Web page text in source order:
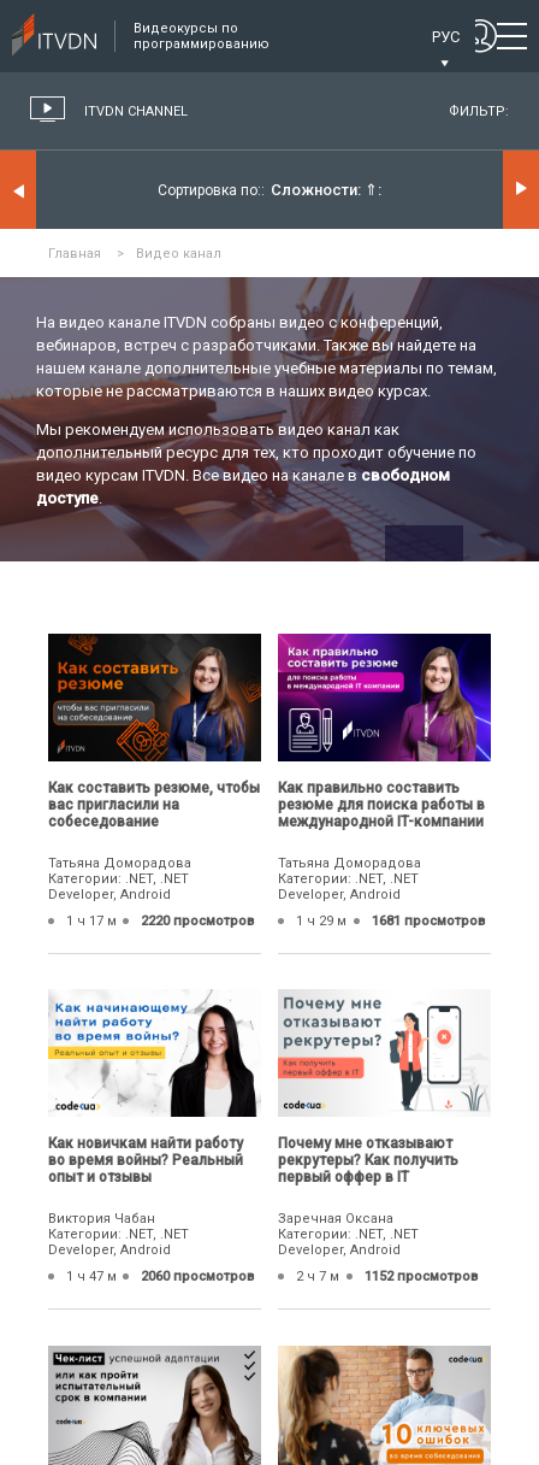
Видеокурсы по
программированию
РУС
ITVDN CHANNEL ФИЛЬТР:
Сортировка по: Сложности: ⇑
Главная > Видео канал
На видео канале ITVDN собраны видео с конференций,
вебинаров, встреч с разработчиками. Также вы найдете на
нашем канале дополнительные учебные материалы по темам,
которые не рассматриваются в наших видео курсах.
Мы рекомендуем использовать видео канал как
дополнительный ресурс для тех, кто проходит обучение по
видео курсам ITVDN. Все видео на канале всвободном
доступе.
Как составить резюме, чтобы
вас пригласили на
собеседование
Татьяна Доморадова
Категории: .NET, .NET
Developer, Android
1 ч 17 м
2220 просмотров
Как правильно составить
резюме для поиска работы в
международной IT-компании
Татьяна Доморадова
Категории: .NET, .NET
Developer, Android
1 ч 29 м
1681 просмотров
Как новичкам найти работу
во время войны? Реальный
опыт и отзывы
Виктория Чабан
Категории: .NET, .NET
Developer, Android
1 ч 47 м
2060 просмотров
Почему мне отказывают
рекрутеры? Как получить
первый оффер в IT
Заречная Оксана
Категории: .NET, .NET
Developer, Android
2 ч 7 м
1152 просмотров